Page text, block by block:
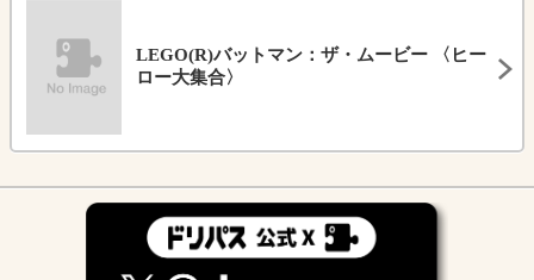
LEGO(R)バットマン：ザ・ムービー 〈ヒー
ロー大集合〉